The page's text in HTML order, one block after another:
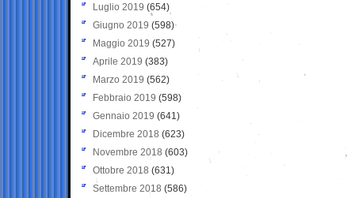
Luglio 2019 (654)
Giugno 2019 (598)
Maggio 2019 (527)
Aprile 2019 (383)
Marzo 2019 (562)
Febbraio 2019 (598)
Gennaio 2019 (641)
Dicembre 2018 (623)
Novembre 2018 (603)
Ottobre 2018 (631)
Settembre 2018 (586)